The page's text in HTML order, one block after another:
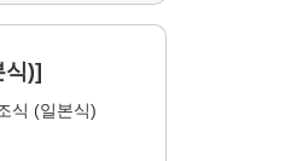
)]
식 (일본식)